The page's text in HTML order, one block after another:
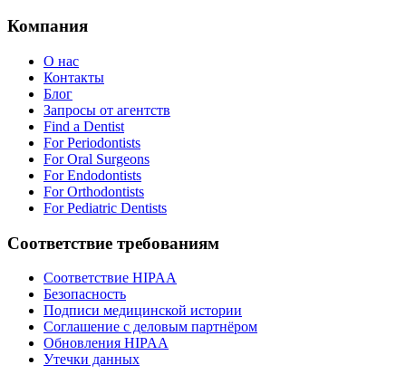
Компания
О нас
Контакты
Блог
Запросы от агентств
Find a Dentist
For Periodontists
For Oral Surgeons
For Endodontists
For Orthodontists
For Pediatric Dentists
Соответствие требованиям
Соответствие HIPAA
Безопасность
Подписи медицинской истории
Соглашение с деловым партнёром
Обновления HIPAA
Утечки данных